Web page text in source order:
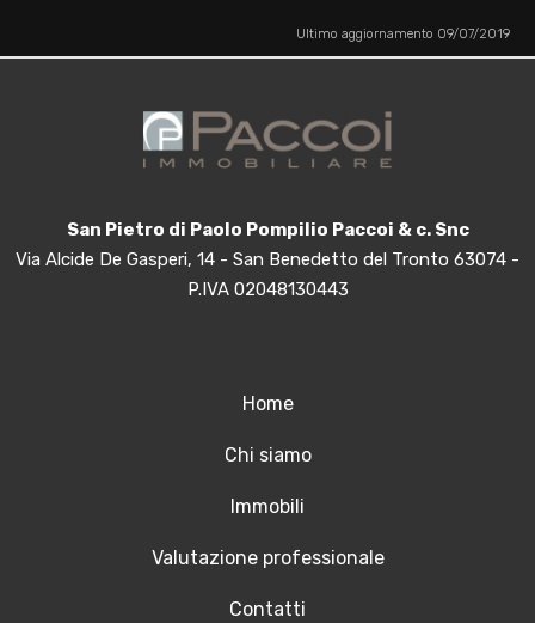
Ultimo aggiornamento 09/07/2019
San Pietro di Paolo Pompilio Paccoi & c. Snc
Via Alcide De Gasperi, 14 - San Benedetto del Tronto 63074 -
P.IVA 02048130443
Home
Chi siamo
Immobili
Valutazione professionale
Contatti